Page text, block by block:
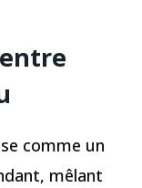
entre
comme un
mêlant